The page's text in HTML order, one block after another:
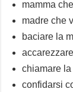
mamma
madre che
baciare la
chiamare la
confidarsi